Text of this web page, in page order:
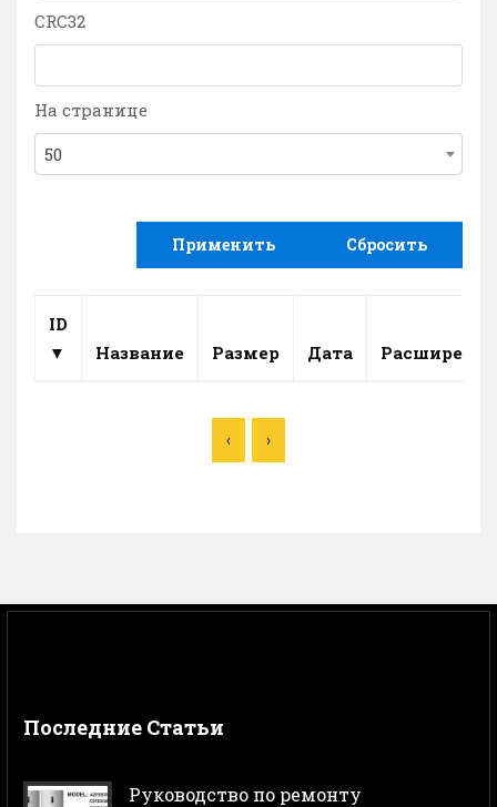
CRC32
На странице
50
Применить Сбросить
ID
▼
Название Размер Дата Расширение
‹ ›
Последние Статьи
Руководство по ремонту